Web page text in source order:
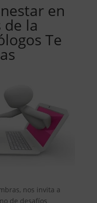
en
la
Te
nos invita a
de desafíos